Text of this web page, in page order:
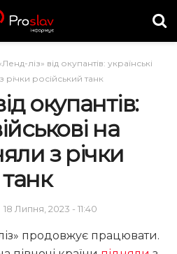
ліз» від окупантів: українські
річки російський танк
окупантів:
на
з річки
18 Липня, 2023 - 11:40
продовжує працювати.